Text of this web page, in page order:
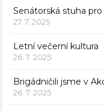
Senátorská stuha
27. 7. 2025
Letní večerní kultura
26. 7. 2025
Brigádničili jsme v
26. 7. 2025